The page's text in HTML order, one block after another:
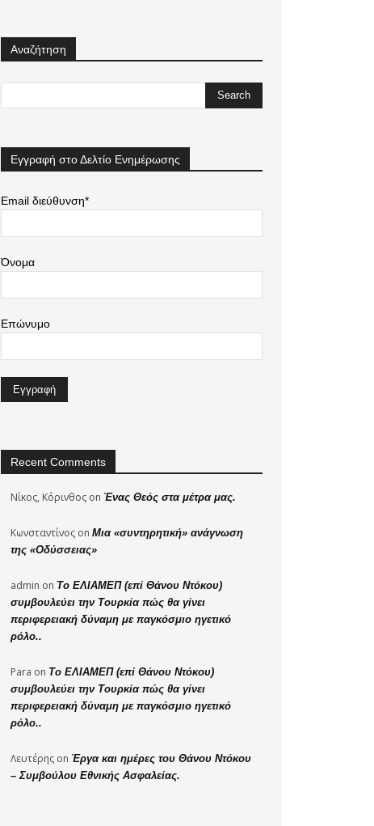
Αναζήτηση
Εγγραφή στο Δελτίο Ενημέρωσης
Email διεύθυνση*
Όνομα
Επώνυμο
Recent Comments
Νίκος, Κόρινθος on Ένας Θεός στα μέτρα μας.
Κωνσταντίνος on Μια «συντηρητική» ανάγνωση
της «Οδύσσειας»
admin on Το ΕΛΙΑΜΕΠ (επί Θάνου Ντόκου)
συμβουλεύει την Τουρκία πώς θα γίνει
περιφερειακή δύναμη με παγκόσμιο ηγετικό
ρόλο..
Para on Το ΕΛΙΑΜΕΠ (επί Θάνου Ντόκου)
συμβουλεύει την Τουρκία πώς θα γίνει
περιφερειακή δύναμη με παγκόσμιο ηγετικό
ρόλο..
Λευτέρης on Έργα και ημέρες του Θάνου Ντόκου
– Συμβούλου Εθνικής Ασφαλείας.